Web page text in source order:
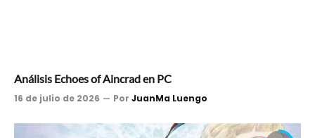
Análisis Echoes of Aincrad en PC
16 de julio de 2026 Por JuanMa Luengo